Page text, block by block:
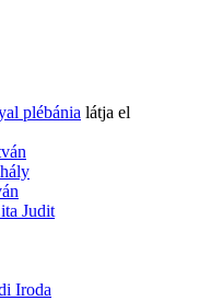
plébánia látja el
Judit
Iroda